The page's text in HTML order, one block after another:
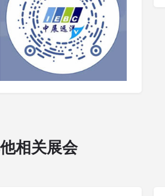
相关展会